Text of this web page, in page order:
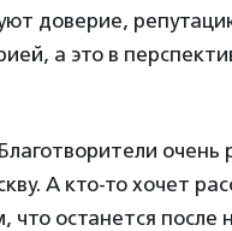
доверие,
а это в
очень
А кто-то хочет
останется после